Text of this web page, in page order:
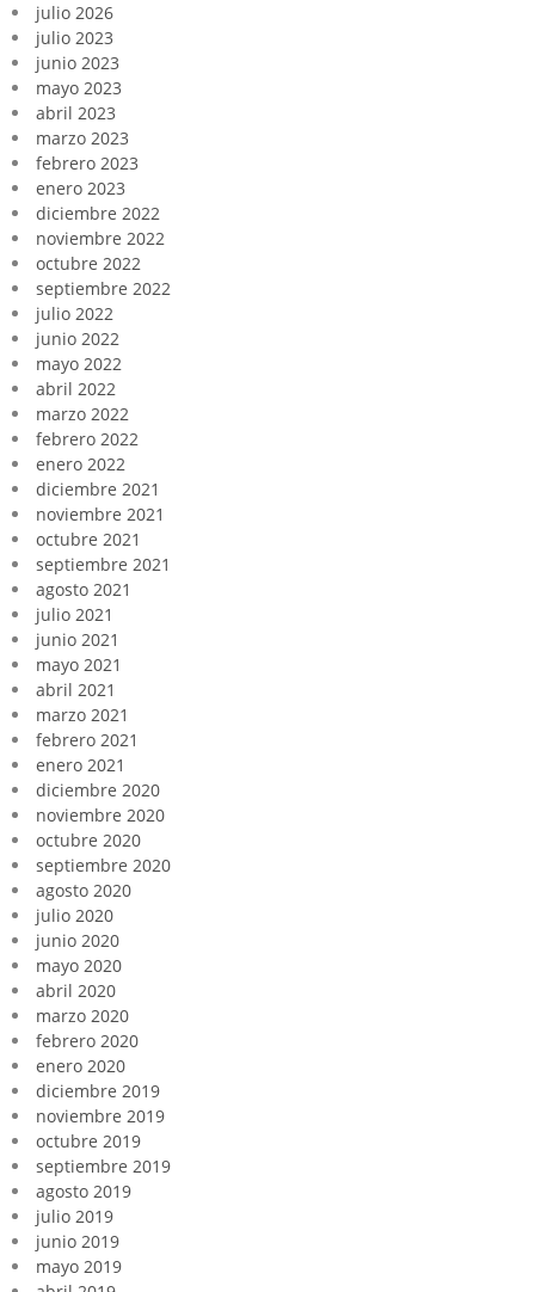
julio 2026
julio 2023
junio 2023
mayo 2023
abril 2023
marzo 2023
febrero 2023
enero 2023
diciembre 2022
noviembre 2022
octubre 2022
septiembre 2022
julio 2022
junio 2022
mayo 2022
abril 2022
marzo 2022
febrero 2022
enero 2022
diciembre 2021
noviembre 2021
octubre 2021
septiembre 2021
agosto 2021
julio 2021
junio 2021
mayo 2021
abril 2021
marzo 2021
febrero 2021
enero 2021
diciembre 2020
noviembre 2020
octubre 2020
septiembre 2020
agosto 2020
julio 2020
junio 2020
mayo 2020
abril 2020
marzo 2020
febrero 2020
enero 2020
diciembre 2019
noviembre 2019
octubre 2019
septiembre 2019
agosto 2019
julio 2019
junio 2019
mayo 2019